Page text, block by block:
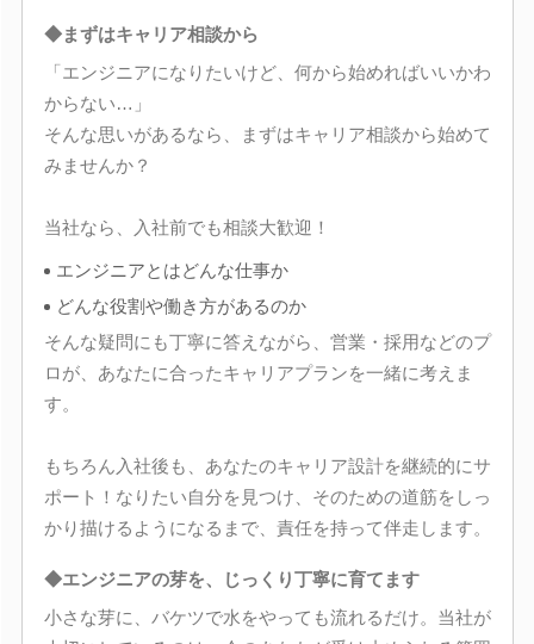
◆まずはキャリア相談から
「エンジニアになりたいけど、何から始めればいいかわ
からない…」
そんな思いがあるなら、まずはキャリア相談から始めて
みませんか？
当社なら、入社前でも相談大歓迎！
エンジニアとはどんな仕事か
どんな役割や働き方があるのか
そんな疑問にも丁寧に答えながら、営業・採用などのプ
ロが、あなたに合ったキャリアプランを一緒に考えま
す。
もちろん入社後も、あなたのキャリア設計を継続的にサ
ポート！なりたい自分を見つけ、そのための道筋をしっ
かり描けるようになるまで、責任を持って伴走します。
◆エンジニアの芽を、じっくり丁寧に育てます
小さな芽に、バケツで水をやっても流れるだけ。当社が